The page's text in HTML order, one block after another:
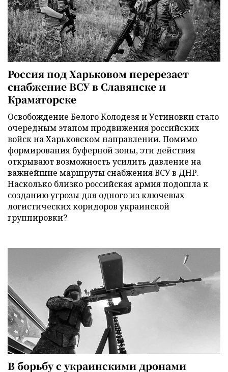
Россия под Харьковом перерезает
снабжение ВСУ в Славянске и
Краматорске
Освобождение Белого Колодезя и Устиновки стало
очередным этапом продвижения российских
войск на Харьковском направлении. Помимо
формирования буферной зоны, эти действия
открывают возможность усилить давление на
важнейшие маршруты снабжения ВСУ в ДНР.
Насколько близко российская армия подошла к
созданию угрозы для одного из ключевых
логистических коридоров украинской
группировки?
В борьбу с украинскими дронами